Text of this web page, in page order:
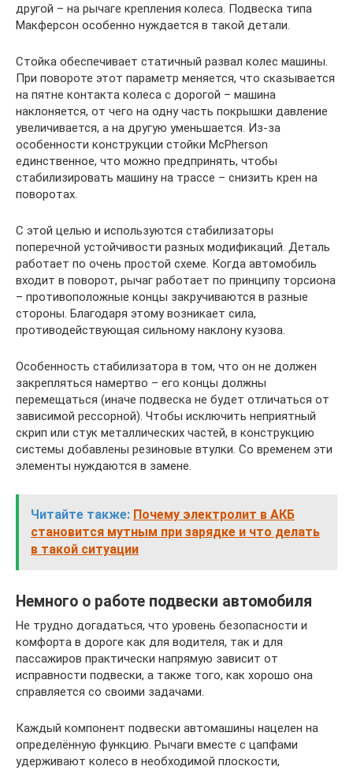
другой – на рычаге крепления колеса. Подвеска типа
Макферсон особенно нуждается в такой детали.
Стойка обеспечивает статичный развал колес машины.
При повороте этот параметр меняется, что сказывается
на пятне контакта колеса с дорогой – машина
наклоняется, от чего на одну часть покрышки давление
увеличивается, а на другую уменьшается. Из-за
особенности конструкции стойки McPherson
единственное, что можно предпринять, чтобы
стабилизировать машину на трассе – снизить крен на
поворотах.
С этой целью и используются стабилизаторы
поперечной устойчивости разных модификаций. Деталь
работает по очень простой схеме. Когда автомобиль
входит в поворот, рычаг работает по принципу торсиона
– противоположные концы закручиваются в разные
стороны. Благодаря этому возникает сила,
противодействующая сильному наклону кузова.
Особенность стабилизатора в том, что он не должен
закрепляться намертво – его концы должны
перемещаться (иначе подвеска не будет отличаться от
зависимой рессорной). Чтобы исключить неприятный
скрип или стук металлических частей, в конструкцию
системы добавлены резиновые втулки. Со временем эти
элементы нуждаются в замене.
Читайте также: Почему электролит в АКБ
становится мутным при зарядке и что делать
в такой ситуации
Немного о работе подвески автомобиля
Не трудно догадаться, что уровень безопасности и
комфорта в дороге как для водителя, так и для
пассажиров практически напрямую зависит от
исправности подвески, а также того, как хорошо она
справляется со своими задачами.
Каждый компонент подвески автомашины нацелен на
определённую функцию. Рычаги вместе с цапфами
удерживают колесо в необходимой плоскости,